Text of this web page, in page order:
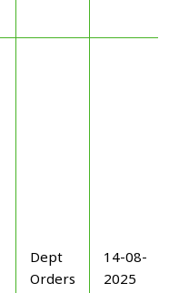
Dept
Orders
14-08-
2025